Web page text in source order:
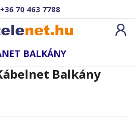
+36 70 463 7788
BALKÁNY
Balkány